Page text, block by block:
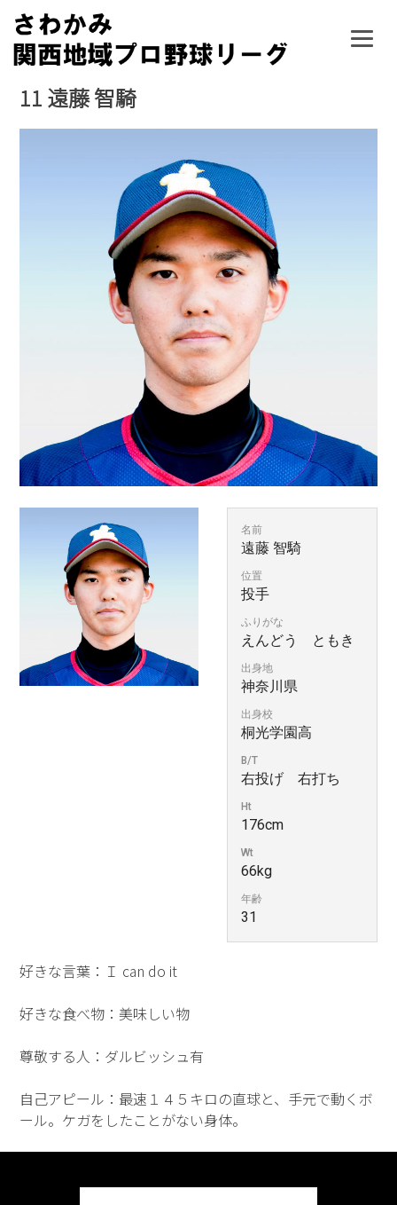
Skip
content
11 遠藤 智騎
名前
遠藤 智騎
位置
投手
ふりがな
えんどう ともき
出身地
神奈川県
出身校
桐光学園高
B/T
右投げ 右打ち
Ht
176cm
Wt
66kg
年齢
31
好きな言葉：Ｉ can do it
好きな食べ物：美味しい物
尊敬する人：ダルビッシュ有
自己アピール：最速１４５キロの直球と、手元で動くボ
ール。ケガをしたことがない身体。